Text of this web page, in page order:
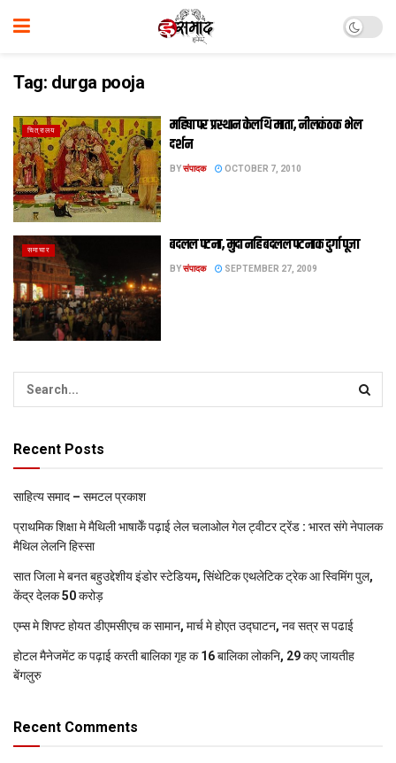
Tag: durga pooja
चित्रालय
महिषा पर प्रस्थान केलथि‍ माता, नीलकंठक भेल
दर्शन
BYसंपादक OCTOBER 7, 2010
समाचार बदलल पटना, मुदा नहि बदलल पटनाक दुर्गा पूजा
BYसंपादक SEPTEMBER 27, 2009
Recent Posts
साहित्य समाद – समटल प्रकाश
प्राथमिक शि‍क्षा मे मैथि‍ली भाषाकेँ पढ़ाई लेल चलाओल गेल ट्वीटर ट्रेंड : भारत संगे नेपालक
मैथिल लेलनि हिस्सा
सात जिला मे बनत बहुउद्देशीय इंडोर स्‍टेडि‍यम, सिंथेटिक एथलेटिक ट्रेक आ स्विमिंग पुल,
केंद्र देलक 50 करोड़
एम्स मे शिफ्ट होयत डीएमसीएच क सामान, मार्च मे होएत उद्घाटन, नव सत्र स पढाई
होटल मैनेजमेंट क पढ़ाई करती बालिका गृह क 16 बालिका लोकनि, 29 कए जायतीह
बेंगलुरु
Recent Comments